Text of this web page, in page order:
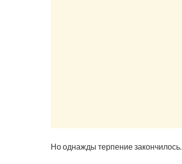
Но однажды терпение закончилось.